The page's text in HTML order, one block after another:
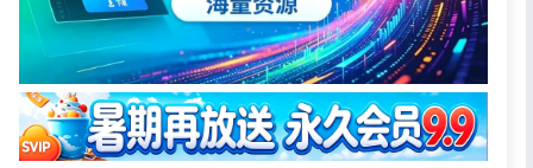
源码简介
仿百度文库是一个以php+MySQL进行开发的免费文库网站源
码。